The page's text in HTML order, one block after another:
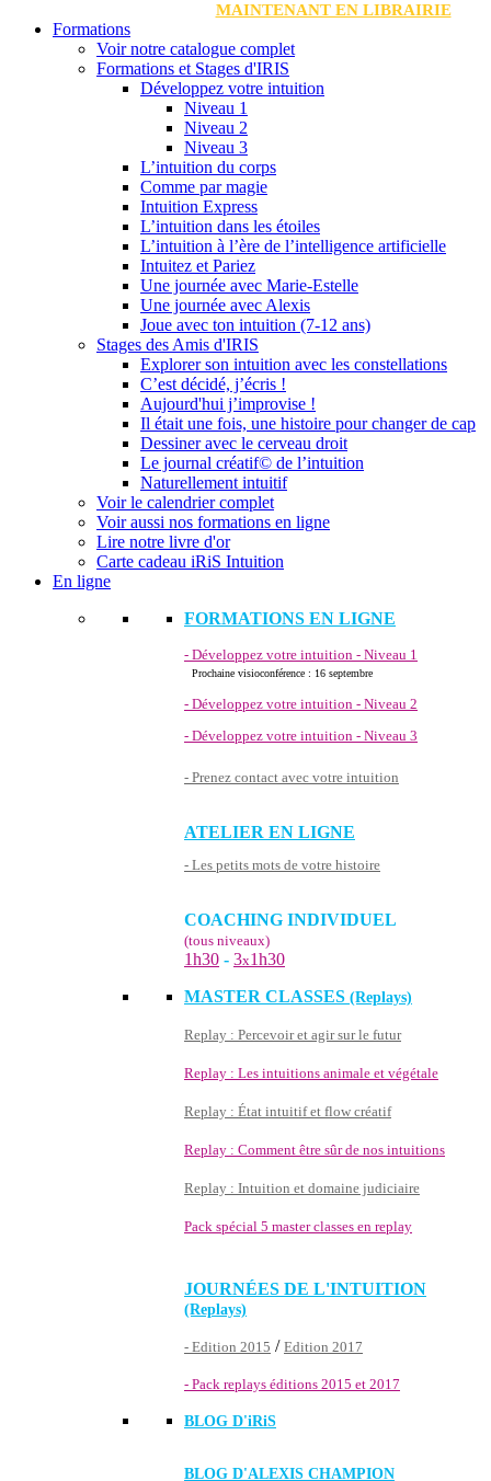
MAINTENANT EN LIBRAIRIE
Formations
Voir notre catalogue complet
Formations et Stages d'IRIS
Développez votre intuition
Niveau 1
Niveau 2
Niveau 3
L’intuition du corps
Comme par magie
Intuition Express
L’intuition dans les étoiles
L’intuition à l’ère de l’intelligence artificielle
Intuitez et Pariez
Une journée avec Marie-Estelle
Une journée avec Alexis
Joue avec ton intuition (7-12 ans)
Stages des Amis d'IRIS
Explorer son intuition avec les constellations
C’est décidé, j’écris !
Aujourd'hui j’improvise !
Il était une fois, une histoire pour changer de cap
Dessiner avec le cerveau droit
Le journal créatif© de l’intuition
Naturellement intuitif
Voir le calendrier complet
Voir aussi nos formations en ligne
Lire notre livre d'or
Carte cadeau iRiS Intuition
En ligne
FORMATIONS EN LIGNE
- Développez votre intuition - Niveau 1
Prochaine visioconférence : 16 septembre
- Développez votre intuition - Niveau 2
- Développez votre intuition - Niveau 3
- Prenez contact avec votre intuition
ATELIER EN LIGNE
- Les petits mots de votre histoire
COACHING INDIVIDUEL
(tous niveaux)
1h30 - 3x1h30
MASTER CLASSES (Replays)
Replay : Percevoir et agir sur le futur
Replay : Les intuitions animale et végétale
Replay : État intuitif et flow créatif
Replay : Comment être sûr de nos intuitions
Replay : Intuition et domaine judiciaire
Pack spécial 5 master classes en replay
JOURNÉES DE L'INTUITION
(Replays)
- Edition 2015 / Edition 2017
- Pack replays éditions 2015 et 2017
BLOG D'iRiS
BLOG D'ALEXIS CHAMPION